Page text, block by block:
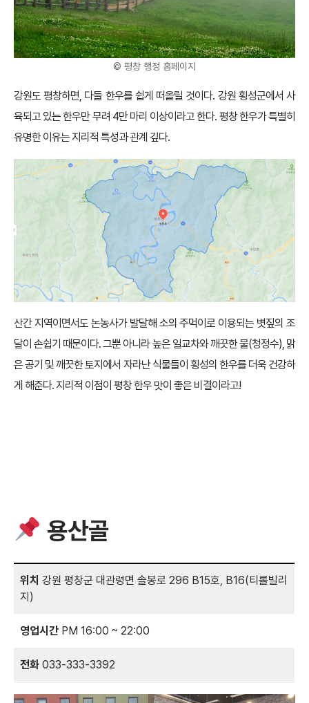
© 평창 행정 홈페이지
강원도 평창하면, 다들 한우를 쉽게 떠올릴 것이다. 강원 횡성군에서 사
육되고 있는 한우만 무려 4만 마리 이상이라고 한다. 평창 한우가 특별히
유명한 이유는 지리적 특성과 관계 깊다.
산간 지역이면서도 논농사가 발달해 소의 주먹이로 이용되는 볏짚의 조
달이 손쉽기 때문이다. 그뿐 아니라 높은 일교차와 깨끗한 물(청정수), 맑
은 공기 및 깨끗한 토지에서 자라난 식물들이 횡성의 한우를 더욱 건강하
게 해준다. 지리적 이점이 평창 한우 맛이 좋은 비결이라고!
용산골
위치 강원 평창군 대관령면 솔봉로 296 B15호, B16(티롤빌리
지)
영업시간 PM 16:00 ~ 22:00
전화 033-333-3392